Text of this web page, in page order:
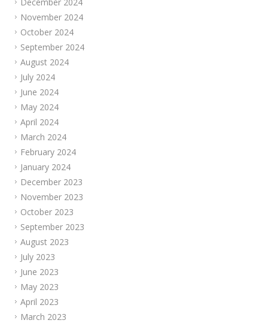
November 2024
October 2024
September 2024
August 2024
July 2024
June 2024
May 2024
April 2024
March 2024
February 2024
January 2024
December 2023
November 2023
October 2023
September 2023
August 2023
July 2023
June 2023
May 2023
April 2023
March 2023